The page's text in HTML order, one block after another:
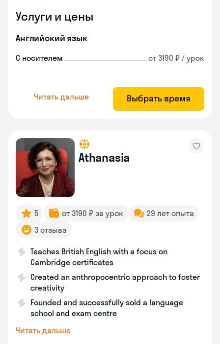
Услуги и цены
Английский язык
С носителем от 3190 ₽ / урок
Читать дальше Выбрать время
Athanasia
5 от 3190 ₽ за урок
29 лет опыта
3 отзыва
Teaches British English with a focus on
Cambridge certificates
Created an anthropocentric approach to foster
creativity
Founded and successfully sold a language
school and exam centre
Читать дальше